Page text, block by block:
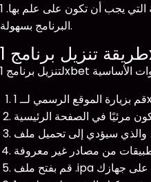
الهامة التي يجب أن تكون على علم بها. 1xbet هو من بين أشهر منصات المراهنات الرياضية، حيث يوفر مجموعة واسعة من خيارات المراهنة والخدمات. لذا، دعونا نبدأ مع التعليمات التي ستساعدك في تحميل
البرنامج بسهولة.